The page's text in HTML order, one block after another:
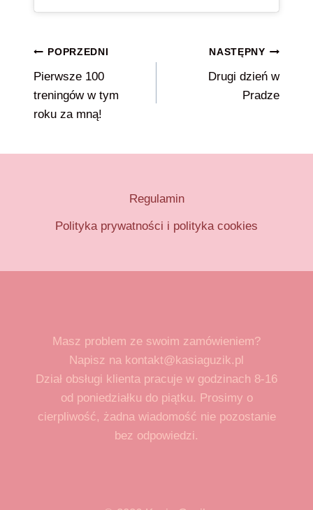
Nawigacja
wpisu
POPRZEDNI
Pierwsze 100
treningów w tym
roku za mną!
NASTĘPNY
Drugi dzień w
Pradze
Regulamin
Polityka prywatności i polityka cookies
Masz problem ze swoim zamówieniem?
Napisz na kontakt@kasiaguzik.pl
Dział obsługi klienta pracuje w godzinach 8-16
od poniedziałku do piątku. Prosimy o
cierpliwość, żadna wiadomość nie pozostanie
bez odpowiedzi.